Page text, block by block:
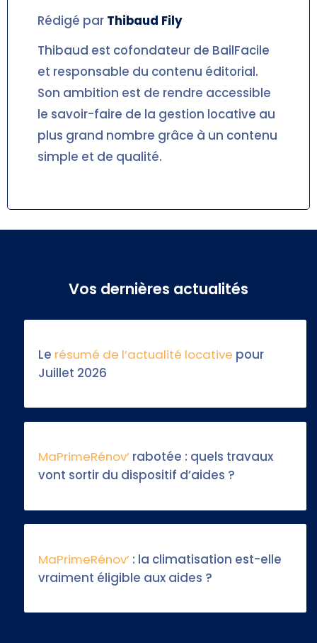
Rédigé par Thibaud Fily
Thibaud est cofondateur de BailFacile
et responsable du contenu éditorial.
Son ambition est de rendre accessible
le savoir-faire de la gestion locative au
plus grand nombre grâce à un contenu
simple et de qualité.
Vos dernières actualités
Le résumé de l’actualité locative pour
Juillet 2026
MaPrimeRénov’ rabotée : quels travaux
vont sortir du dispositif d’aides ?
MaPrimeRénov’ : la climatisation est-elle
vraiment éligible aux aides ?